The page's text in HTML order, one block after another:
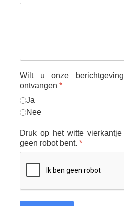
Wilt u onze
ontvangen *
Ja
Nee
Druk op het witte
geen robot bent. *